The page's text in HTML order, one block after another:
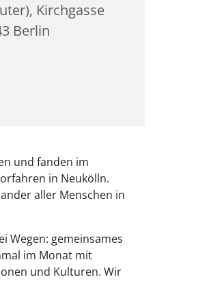
Kirchgasse
Berlin
und fanden im
in Neukölln.
aller Menschen in
Wegen: gemeinsames
im Monat mit
und Kulturen. Wir